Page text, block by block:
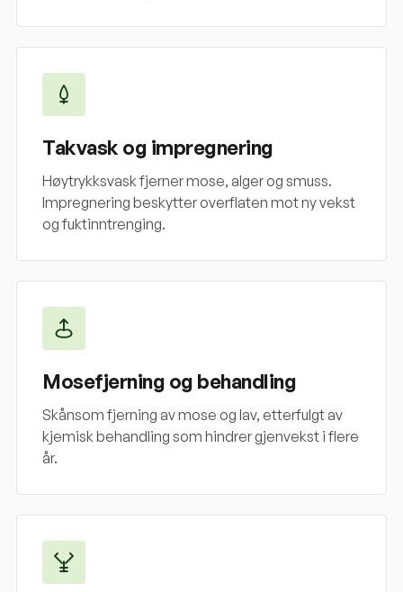
Takvask og impregnering
Høytrykksvask fjerner mose, alger og smuss.
Impregnering beskytter overflaten mot ny vekst
og fuktinntrenging.
Mosefjerning og behandling
Skånsom fjerning av mose og lav, etterfulgt av
kjemisk behandling som hindrer gjenvekst i flere
år.